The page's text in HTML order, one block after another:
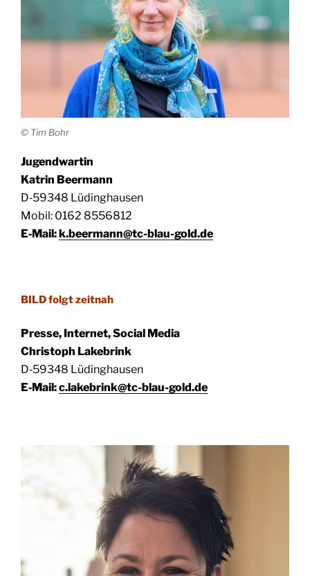
© Tim Bohr
Jugend­war­tin
Kat­rin Beermann
D‑59348 Lüding­hau­sen
Mobil: 0162 8556812
E‑Mail: k.beermann@tc-blau-gold.de
BILD folgt zeitnah
Pres­se, Inter­net, Social Media
Chris­toph Lakebrink
D‑59348 Lüding­hau­sen
E‑Mail:c.lakebrink@tc-blau-gold.de